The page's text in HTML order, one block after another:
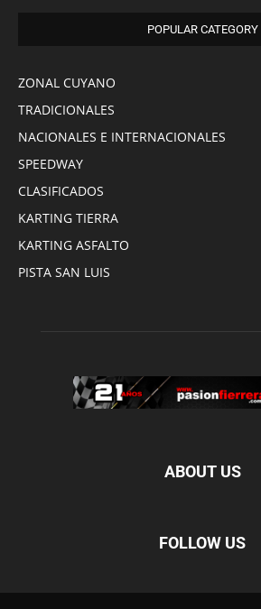
POPULAR CATEGORY
ZONAL CUYANO
TRADICIONALES
NACIONALES E INTERNACIONALES
SPEEDWAY
CLASIFICADOS
KARTING TIERRA
KARTING ASFALTO
PISTA SAN LUIS
ABOUT US
FOLLOW US